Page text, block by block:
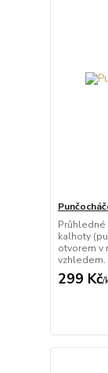
kalhoty
otvorem v
vzhledem.
299 Kč/